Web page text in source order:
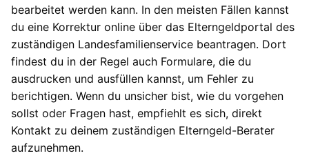
bearbeitet werden kann. In den meisten Fällen kannst
du eine Korrektur online über das Elterngeldportal des
zuständigen Landesfamilienservice beantragen. Dort
findest du in der Regel auch Formulare, die du
ausdrucken und ausfüllen kannst, um Fehler zu
berichtigen. Wenn du unsicher bist, wie du vorgehen
sollst oder Fragen hast, empfiehlt es sich, direkt
Kontakt zu deinem zuständigen Elterngeld-Berater
aufzunehmen.